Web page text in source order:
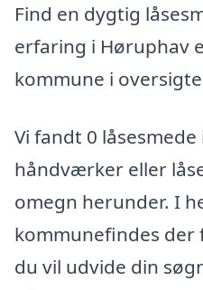
Find en dygtig
erfaring i Høruphav
kommune i
Vi fandt 0
håndværker eller
omegn herunder. I
kommunefindes der
du vil udvide din